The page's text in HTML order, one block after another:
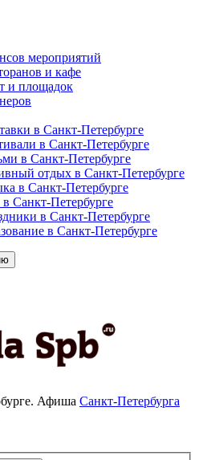
мероприятий
и кафе
и площадок
в Санкт-Петербурге
в Санкт-Петербурге
в Санкт-Петербурге
отдых в Санкт-Петербурге
в Санкт-Петербурге
Санкт-Петербурге
в Санкт-Петербурге
в Санкт-Петербурге
Афиша Санкт-Петербурга